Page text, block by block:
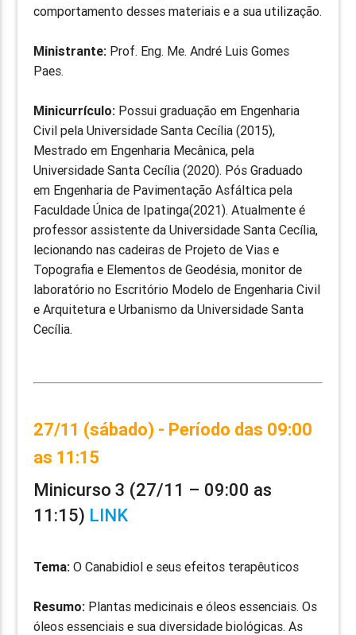
comportamento desses materiais e a sua utilização.
Ministrante: Prof. Eng. Me. André Luis Gomes
Paes.
Minicurrículo: Possui graduação em Engenharia
Civil pela Universidade Santa Cecília (2015),
Mestrado em Engenharia Mecânica, pela
Universidade Santa Cecília (2020). Pós Graduado
em Engenharia de Pavimentação Asfáltica pela
Faculdade Única de Ipatinga(2021). Atualmente é
professor assistente da Universidade Santa Cecília,
lecionando nas cadeiras de Projeto de Vias e
Topografia e Elementos de Geodésia, monitor de
laboratório no Escritório Modelo de Engenharia Civil
e Arquitetura e Urbanismo da Universidade Santa
Cecília.
27/11 (sábado) - Período das 09:00
as 11:15
Minicurso 3 (27/11 – 09:00 as
11:15) LINK
Tema:O Canabidiol e seus efeitos terapêuticos
Resumo: Plantas medicinais e óleos essenciais. Os
óleos essenciais e sua diversidade biológicas. As